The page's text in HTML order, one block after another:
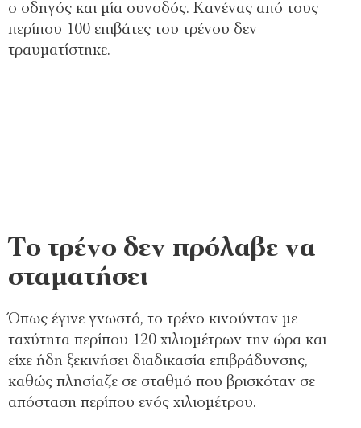
ο οδηγός και μία συνοδός. Κανένας από τους
περίπου 100 επιβάτες του τρένου δεν
τραυματίστηκε.
Το τρένο δεν πρόλαβε να
σταματήσει
Όπως έγινε γνωστό, το τρένο κινούνταν με
ταχύτητα περίπου 120 χιλιομέτρων την ώρα και
είχε ήδη ξεκινήσει διαδικασία επιβράδυνσης,
καθώς πλησίαζε σε σταθμό που βρισκόταν σε
απόσταση περίπου ενός χιλιομέτρου.